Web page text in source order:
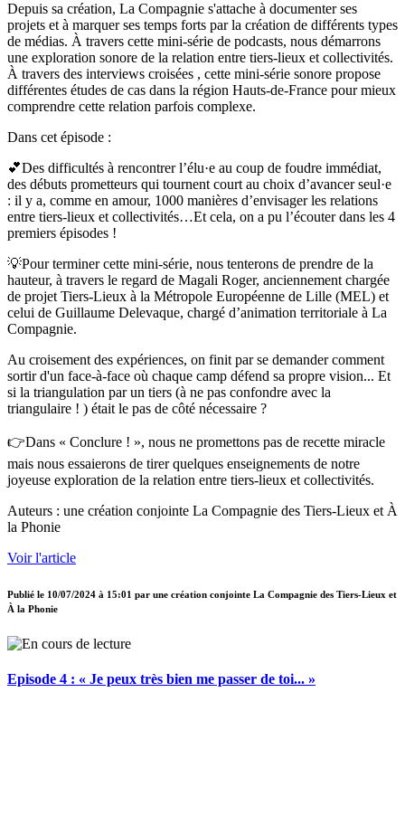
Depuis sa création, La Compagnie s'attache à documenter ses
projets et à marquer ses temps forts par la création de différents types
de médias. À travers cette mini-série de podcasts, nous démarrons
une exploration sonore de la relation entre tiers-lieux et collectivités.
À travers des interviews croisées , cette mini-série sonore propose
différentes études de cas dans la région Hauts-de-France pour mieux
comprendre cette relation parfois complexe.
Dans cet épisode :
💕Des difficultés à rencontrer l’élu·e au coup de foudre immédiat,
des débuts prometteurs qui tournent court au choix d’avancer seul·e
: il y a, comme en amour, 1000 manières d’envisager les relations
entre tiers-lieux et collectivités…Et cela, on a pu l’écouter dans les 4
premiers épisodes !
💡Pour terminer cette mini-série, nous tenterons de prendre de la
hauteur, à travers le regard de Magali Roger, anciennement chargée
de projet Tiers-Lieux à la Métropole Européenne de Lille (MEL) et
celui de Guillaume Delevaque, chargé d’animation territoriale à La
Compagnie.
Au croisement des expériences, on finit par se demander comment
sortir d'un face-à-face où chaque camp défend sa propre vision... Et
si la triangulation par un tiers (à ne pas confondre avec la
triangulaire ! ) était le pas de côté nécessaire ?
👉Dans « Conclure ! », nous ne promettons pas de recette miracle
mais nous essaierons de tirer quelques enseignements de notre
joyeuse exploration de la relation entre tiers-lieux et collectivités.
Auteurs : une création conjointe La Compagnie des Tiers-Lieux et À
la Phonie
Voir l'article
Publié le 10/07/2024 à 15:01 par une création conjointe La Compagnie des Tiers-Lieux et
À la Phonie
Episode 4 : « Je peux très bien me passer de toi... »